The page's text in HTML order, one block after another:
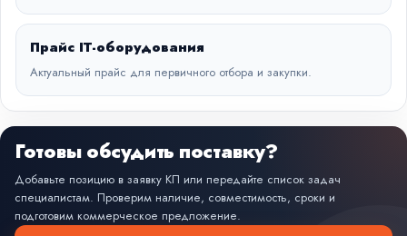
Прайс IT-оборудования
Актуальный прайс для первичного отбора и закупки.
Готовы обсудить поставку?
Добавьте позицию в заявку КП или передайте список задач
специалистам. Проверим наличие, совместимость, сроки и
подготовим коммерческое предложение.